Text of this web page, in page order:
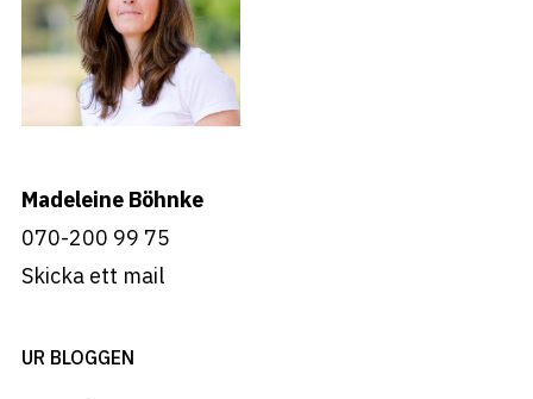
Madeleine Böhnke
070-200 99 75
Skicka ett mail
UR BLOGGEN